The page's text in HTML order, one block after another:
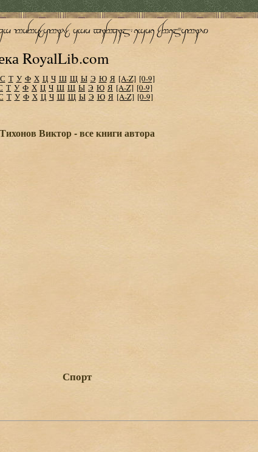
RoyalLib.com
С Т У Ф Х Ц Ч Ш Щ Ы Э Ю Я [A-Z] [0-9]
Т У Ф Х Ц Ч Ш Щ Ы Э Ю Я [A-Z] [0-9]
Т У Ф Х Ц Ч Ш Щ Ы Э Ю Я [A-Z] [0-9]
Тихонов Виктор - все книги автора
Спорт